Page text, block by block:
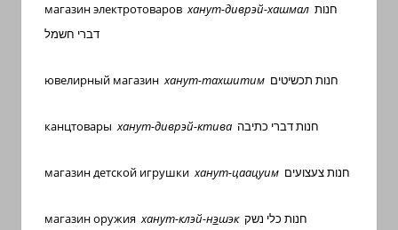
магазинэлектротоваровханут-диврэй-хашмалחנות
דברי חשמל
ювелирный магазин ханут-тахшитим חנות תכשיטים
канцтоварыханут-диврэй-ктива חנות דברי כתיבה
магазин детской игрушкиханут-цаацуим חנות צעצועים
магазиноружияханут-клэй-нэшэк חנות כלי נשק